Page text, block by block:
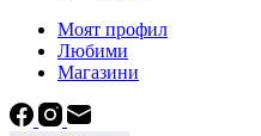
Моят профил
Любими
Магазини